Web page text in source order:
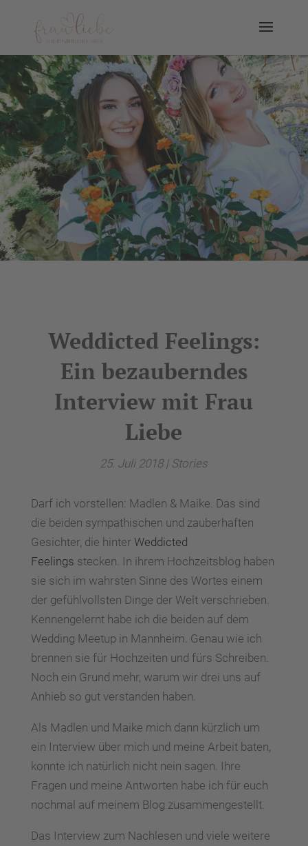
Weddicted Feelings:
Ein bezauberndes
Interview mit Frau
Liebe
25. Juli 2018| Stories
Darf ich vorstellen: Madlen & Maike. Das sind
die beiden sympathischen und zauberhaften
Gesichter, die hinter Weddicted
Feelings stecken. In ihrem Hochzeitsblog haben
sie sich im wahrsten Sinne des Wortes einem
der gefühlvollsten Dinge der Welt verschrieben.
Kennengelernt habe ich die beiden auf dem
Wedding Meetup in Mannheim. Genau wie ich
brennen sie für Hochzeiten und fürs Schreiben.
Noch ein Grund mehr, warum wir drei uns auf
Anhieb so gut verstanden haben.
Als Madlen und Maike mich dann kürzlich um
ein Interview über mich und meine Arbeit baten,
konnte ich natürlich nicht nein sagen. Ihre
Fragen und meine Antworten habe ich für euch
nochmal auf meinem Blog zusammengestellt.
Das Interview zum Nachlesen und viele weitere